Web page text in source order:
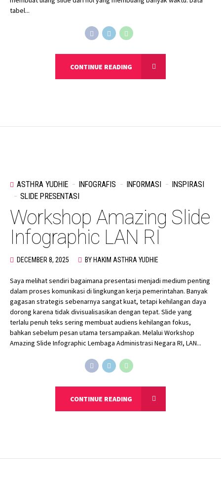
tabel...
CONTINUE READING
ASTHRA YUDHIE INFOGRAFIS INFORMASI
INSPIRASI
SLIDE PRESENTASI
Workshop Amazing Slide
Infographic LAN RI
DECEMBER 8, 2025 BY HAKIM ASTHRA YUDHIE
Saya melihat sendiri bagaimana presentasi menjadi medium penting
dalam proses komunikasi di lingkungan kerja pemerintahan. Banyak
gagasan strategis sebenarnya sangat kuat, tetapi kehilangan daya
dorong karena tidak divisualisasikan dengan tepat. Slide yang
terlalu penuh teks sering membuat audiens kehilangan fokus,
bahkan sebelum pesan utama tersampaikan. Melalui Workshop
Amazing Slide Infographic Lembaga Administrasi Negara RI, LAN...
CONTINUE READING